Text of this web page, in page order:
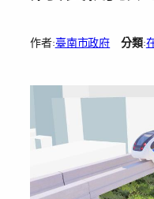
作者:臺南市政府 分類: